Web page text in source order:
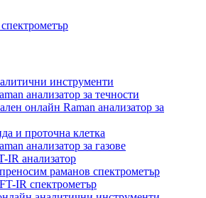
инструменти
анализатор за течности
онлайн Raman анализатор за
и проточна клетка
анализатор за газове
IR анализатор
раманов спектрометър
IR спектрометър